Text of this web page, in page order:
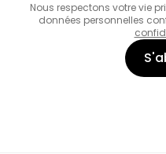
Nous respectons votre vie
données personnelles